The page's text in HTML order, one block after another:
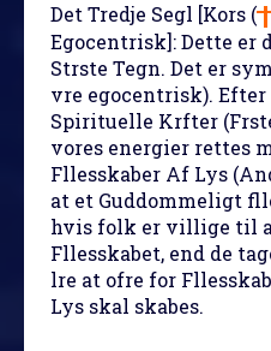
Det Tredje Segl [Kors (
Egocentrisk]: Dette er
Strste Tegn. Det er
vre egocentrisk).
Spirituelle Krfter
vores energier rettes
Fllesskaber Af Lys
at et Guddommeligt
hvis folk er villige til
Fllesskabet, end de
lre at ofre for
Lys skal skabes.